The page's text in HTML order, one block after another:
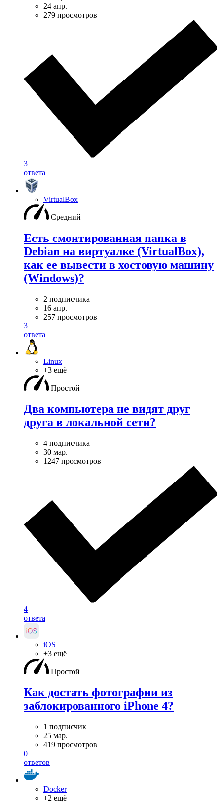
24 апр.
279 просмотров
3
ответа
VirtualBox
Средний
Есть смонтированная папка в
Debian на виртуалке (VirtualBox),
как ее вывести в хостовую машину
(Windows)?
2 подписчика
16 апр.
257 просмотров
3
ответа
Linux
+3 ещё
Простой
Два компьютера не видят друг
друга в локальной сети?
4 подписчика
30 мар.
1247 просмотров
4
ответа
iOS
+3 ещё
Простой
Как достать фотографии из
заблокированного iPhone 4?
1 подписчик
25 мар.
419 просмотров
0
ответов
Docker
+2 ещё